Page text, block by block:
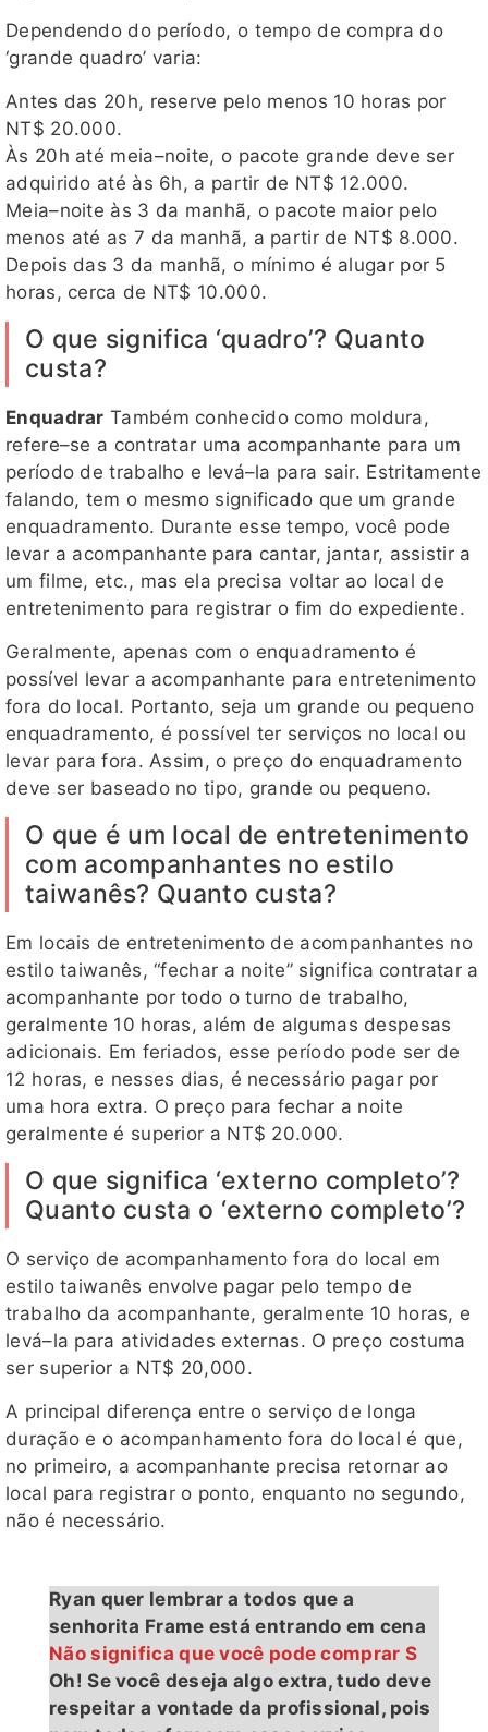
Dependendo do período, o tempo de compra do
‘grande quadro’ varia:
Antes das 20h, reserve pelo menos 10 horas por
NT$ 20.000.
Às 20h até meia–noite, o pacote grande deve ser
adquirido até às 6h, a partir de NT$ 12.000.
Meia–noite às 3 da manhã, o pacote maior pelo
menos até as 7 da manhã, a partir de NT$ 8.000.
Depois das 3 da manhã, o mínimo é alugar por 5
horas, cerca de NT$ 10.000.
O que significa ‘quadro’? Quanto
custa?
Enquadrar Também conhecido como moldura,
refere–se a contratar uma acompanhante para um
período de trabalho e levá–la para sair. Estritamente
falando, tem o mesmo significado que um grande
enquadramento. Durante esse tempo, você pode
levar a acompanhante para cantar, jantar, assistir a
um filme, etc., mas ela precisa voltar ao local de
entretenimento para registrar o fim do expediente.
Geralmente, apenas com o enquadramento é
possível levar a acompanhante para entretenimento
fora do local. Portanto, seja um grande ou pequeno
enquadramento, é possível ter serviços no local ou
levar para fora. Assim, o preço do enquadramento
deve ser baseado no tipo, grande ou pequeno.
O que é um local de entretenimento
com acompanhantes no estilo
taiwanês? Quanto custa?
Em locais de entretenimento de acompanhantes no
estilo taiwanês, “fechar a noite” significa contratar a
acompanhante por todo o turno de trabalho,
geralmente 10 horas, além de algumas despesas
adicionais. Em feriados, esse período pode ser de
12 horas, e nesses dias, é necessário pagar por
uma hora extra. O preço para fechar a noite
geralmente é superior a NT$ 20.000.
O que significa ‘externo completo’?
Quanto custa o ‘externo completo’?
O serviço de acompanhamento fora do local em
estilo taiwanês envolve pagar pelo tempo de
trabalho da acompanhante, geralmente 10 horas, e
levá–la para atividades externas. O preço costuma
ser superior a NT$ 20,000.
A principal diferença entre o serviço de longa
duração e o acompanhamento fora do local é que,
no primeiro, a acompanhante precisa retornar ao
local para registrar o ponto, enquanto no segundo,
não é necessário.
Ryan quer lembrar a todos que a
senhorita Frame está entrando em cena
Não significa que você pode comprar S
Oh! Se você deseja algo extra, tudo deve
respeitar a vontade da profissional, pois